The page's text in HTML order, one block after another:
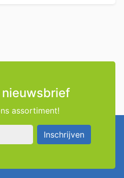
assortiment!
Inschrijven